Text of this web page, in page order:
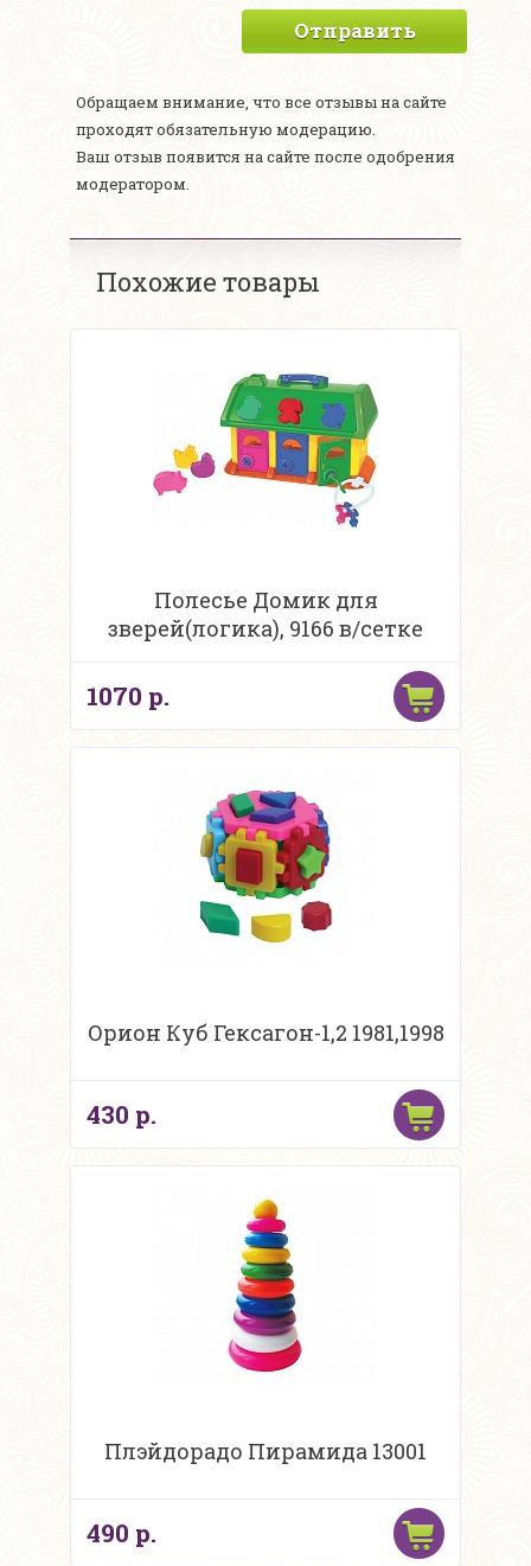
Отправить
Обращаем внимание, что все отзывы на сайте
проходят обязательную модерацию.
Ваш отзыв появится на сайте после одобрения
модератором.
Похожие товары
Полесье Домик для
зверей(логика), 9166 в/сетке
1070 р.
Орион Куб Гексагон-1,2 1981,1998
430 р.
Плэйдорадо Пирамида 13001
490 р.